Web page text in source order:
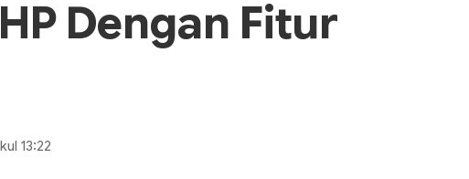
Dengan Fitur
13:22